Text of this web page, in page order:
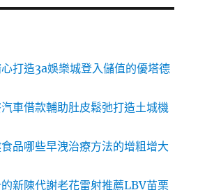
打造3a娛樂城登入儲值的優塔德
車借款輔助肚皮鬆弛打造土城機
品哪些早洩治療方法的增粗增大
新陳代謝老花雷射推薦LBV苗栗